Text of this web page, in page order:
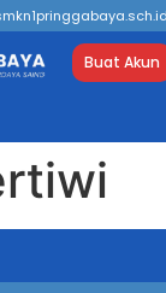
Buat Akun